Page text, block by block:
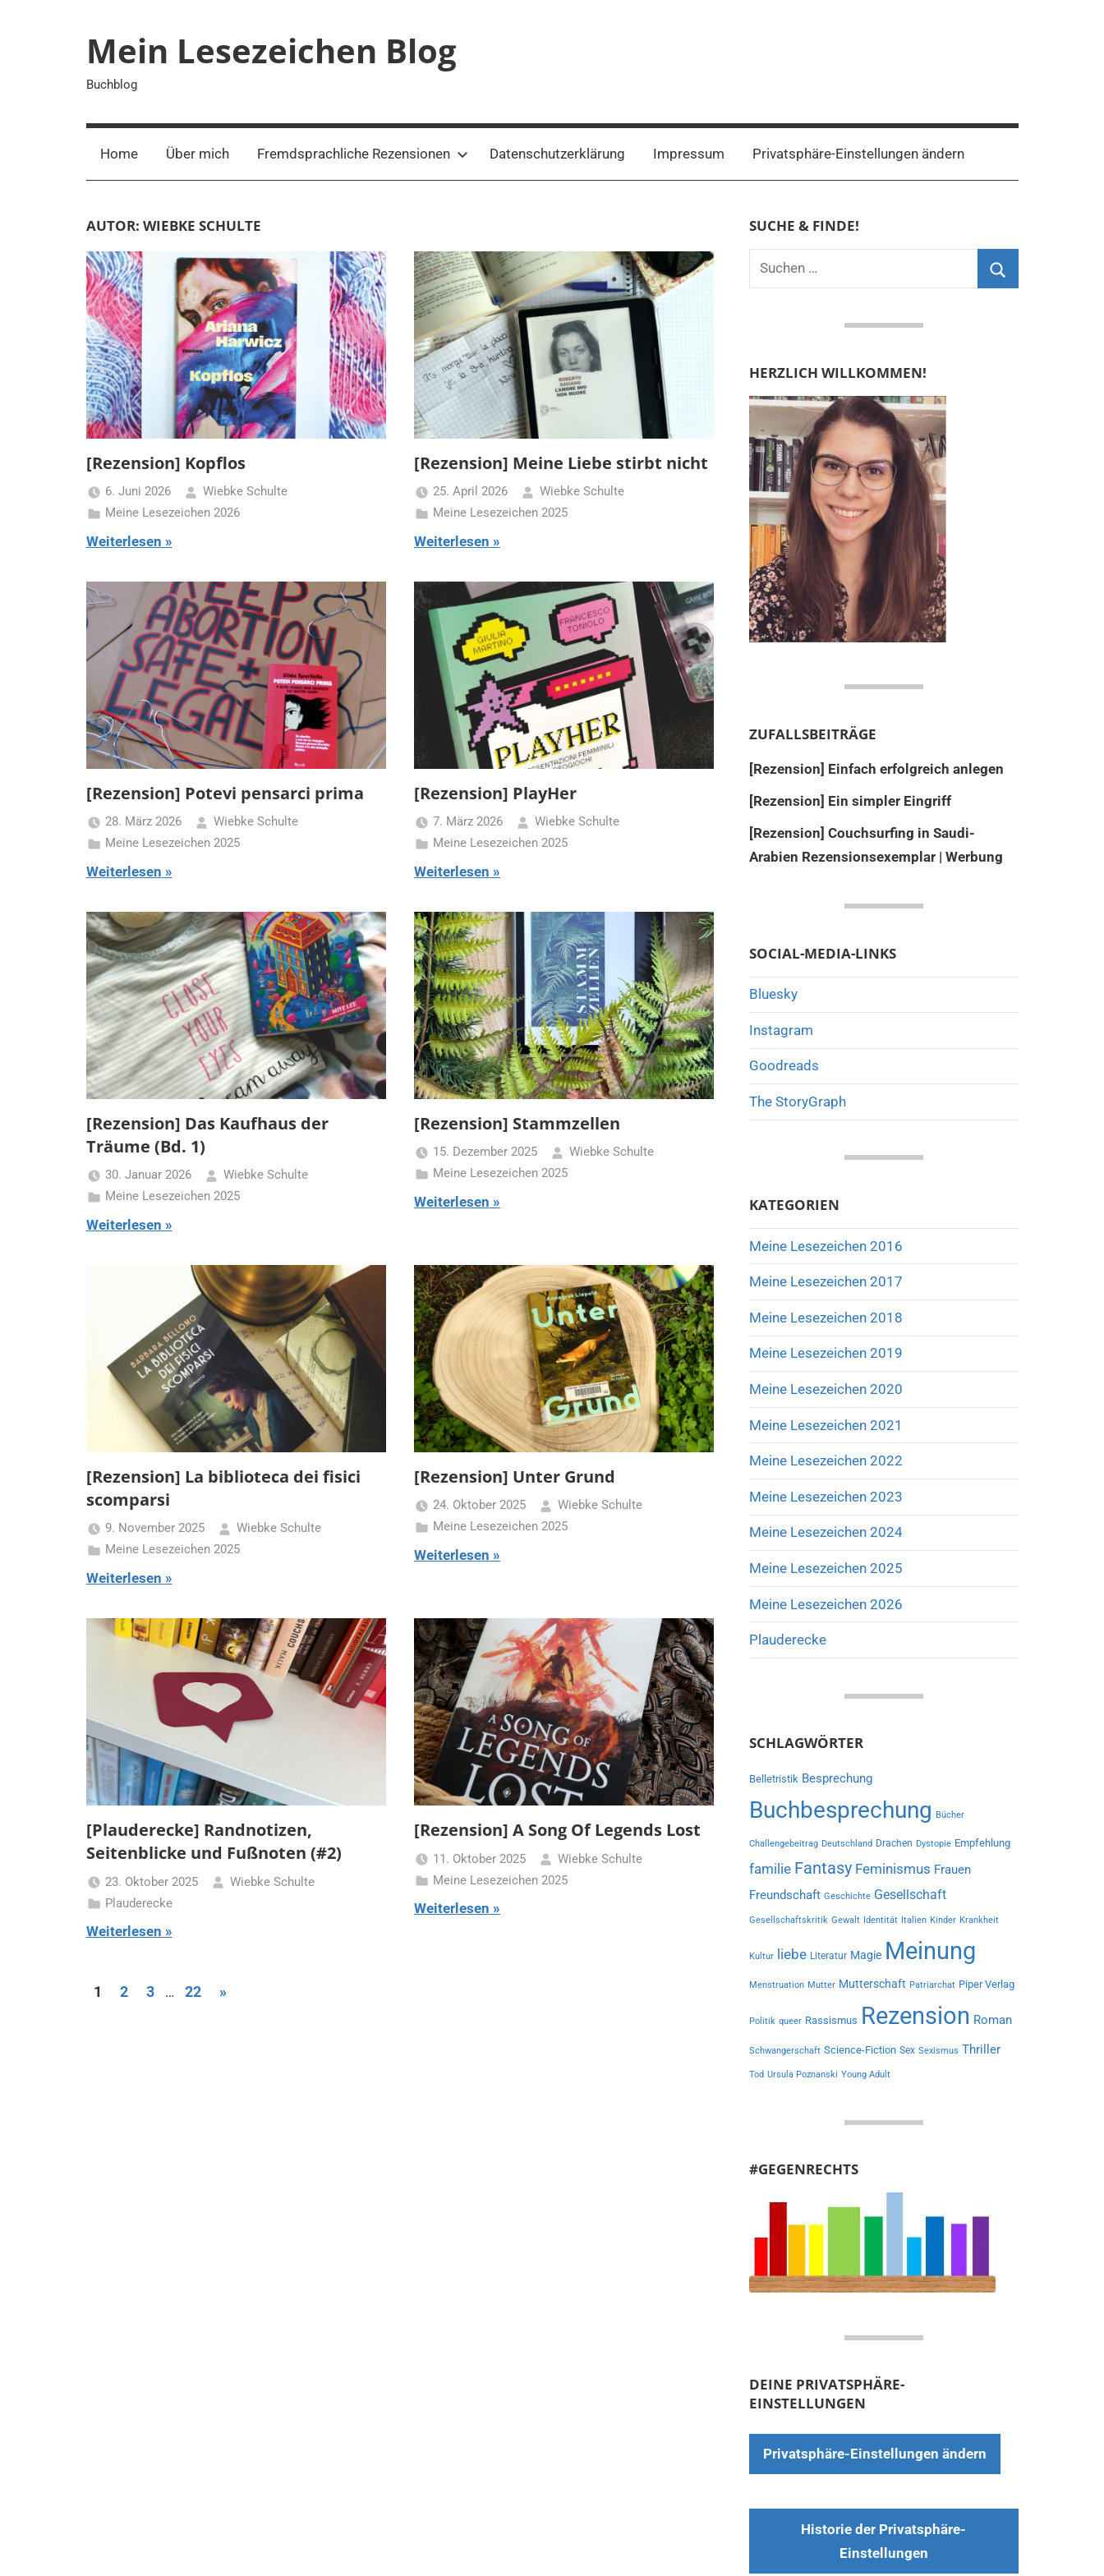
Mein Lesezeichen Blog
Buchblog
Home Über mich Fremdsprachliche Rezensionen Datenschutzerklärung Impressum Privatsphäre-Einstellungen ändern
AUTOR: WIEBKE SCHULTE
[Rezension] Kopflos
6. Juni 2026
Wiebke Schulte
Meine Lesezeichen 2026
Weiterlesen
[Rezension] Meine Liebe stirbt nicht
25. April 2026
Wiebke Schulte
Meine Lesezeichen 2025
Weiterlesen
[Rezension] Potevi pensarci prima
28. März 2026
Wiebke Schulte
Meine Lesezeichen 2025
Weiterlesen
[Rezension] PlayHer
7. März 2026
Wiebke Schulte
Meine Lesezeichen 2025
Weiterlesen
[Rezension] Das Kaufhaus der
Träume (Bd. 1)
30. Januar 2026
Wiebke Schulte
Meine Lesezeichen 2025
Weiterlesen
[Rezension] Stammzellen
15. Dezember 2025
Wiebke Schulte
Meine Lesezeichen 2025
Weiterlesen
[Rezension] La biblioteca dei fisici
scomparsi
9. November 2025
Wiebke Schulte
Meine Lesezeichen 2025
Weiterlesen
[Rezension] Unter Grund
24. Oktober 2025
Wiebke Schulte
Meine Lesezeichen 2025
Weiterlesen
[Plauderecke] Randnotizen,
Seitenblicke und Fußnoten (#2)
23. Oktober 2025
Wiebke Schulte
Plauderecke
Weiterlesen
[Rezension] A Song Of Legends Lost
11. Oktober 2025
Wiebke Schulte
Meine Lesezeichen 2025
Weiterlesen
Seitennummerierung
1 2 3 … 22
Nächste
»
SUCHE & FINDE!
Suchen
HERZLICH WILLKOMMEN!
ZUFALLSBEITRÄGE
[Rezension] Einfach erfolgreich anlegen
[Rezension] Ein simpler Eingriff
[Rezension] Couchsurfing in Saudi-
Arabien Rezensionsexemplar | Werbung
SOCIAL-MEDIA-LINKS
Bluesky
Instagram
Goodreads
The StoryGraph
KATEGORIEN
Meine Lesezeichen 2016
Meine Lesezeichen 2017
Meine Lesezeichen 2018
Meine Lesezeichen 2019
Meine Lesezeichen 2020
Meine Lesezeichen 2021
Meine Lesezeichen 2022
Meine Lesezeichen 2023
Meine Lesezeichen 2024
Meine Lesezeichen 2025
Meine Lesezeichen 2026
Plauderecke
SCHLAGWÖRTER
Belletristik Besprechung
Buchbesprechung Bücher
Challengebeitrag Deutschland Drachen Dystopie Empfehlung
familie Fantasy Feminismus Frauen
Freundschaft Geschichte Gesellschaft
Gesellschaftskritik Gewalt Identität Italien Kinder Krankheit
Kultur liebe Literatur Magie Meinung
Menstruation Mutter Mutterschaft Patriarchat Piper Verlag
Politik queer Rassismus Rezension Roman
Schwangerschaft Science-Fiction Sex Sexismus Thriller
Tod Ursula Poznanski Young Adult
#GEGENRECHTS
DEINE PRIVATSPHÄRE-
EINSTELLUNGEN
Privatsphäre-Einstellungen ändern
Historie der Privatsphäre-
Einstellungen